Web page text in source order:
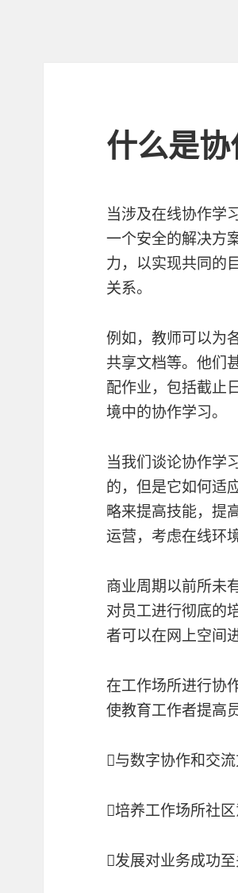
什么是协
当涉及在线协作学
一个安全的解决方
力，以实现共同的
关系。
例如，教师可以为
共享文档等。他们
配作业，包括截止
境中的协作学习。
当我们谈论协作学
的，但是它如何适
略来提高技能，提
运营，考虑在线环
商业周期以前所未
对员工进行彻底的
者可以在网上空间
在工作场所进行协
使教育工作者提高
与数字协作和交
培养工作场所社
发展对业务成功